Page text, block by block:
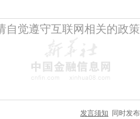
发言须知 同时发